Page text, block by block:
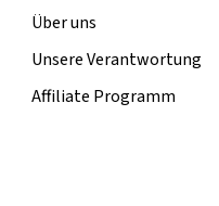
Über uns
Unsere Verantwortung
Affiliate Programm